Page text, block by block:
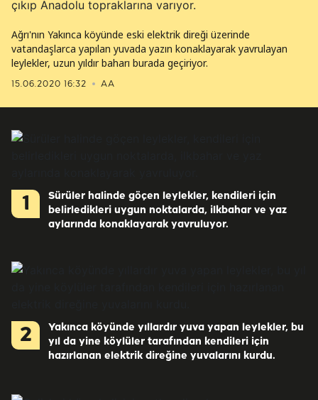
15.06.2020 16:32 AA
Ağrı'nın Yakınca köyünde eski elektrik direği üzerinde
vatandaşlarca yapılan yuvada yazın konaklayarak yavrulayan
leylekler, uzun yıldır baharı burada geçiriyor.
1
Sürüler halinde göçen leylekler, kendileri için
belirledikleri uygun noktalarda, ilkbahar ve yaz
aylarında konaklayarak yavruluyor.
2
Yakınca köyünde yıllardır yuva yapan leylekler, bu
yıl da yine köylüler tarafından kendileri için
hazırlanan elektrik direğine yuvalarını kurdu.